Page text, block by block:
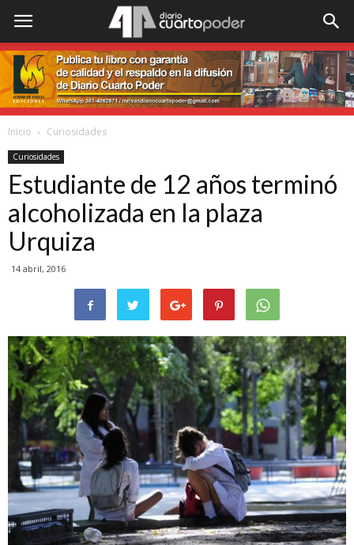
Inicio Curiosidades
Curiosidades
Estudiante de 12 años terminó
alcoholizada en la plaza
Urquiza
14 abril, 2016